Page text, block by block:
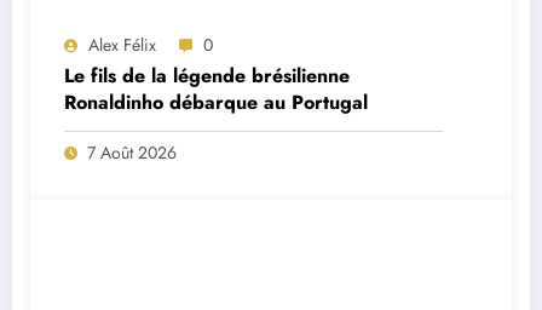
Alex Félix 0
Le fils de la légende brésilienne
Ronaldinho débarque au Portugal
7 Août 2026